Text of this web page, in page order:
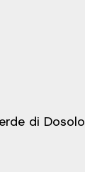
di Dosolo